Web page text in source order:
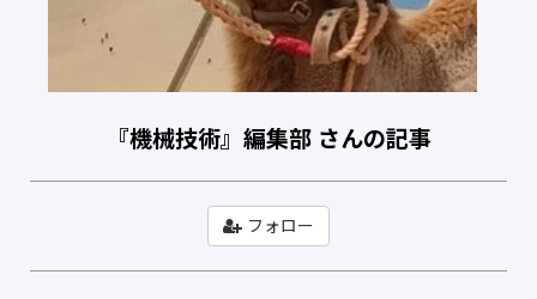
『機械技術』編集部 さんの記事
フォロー